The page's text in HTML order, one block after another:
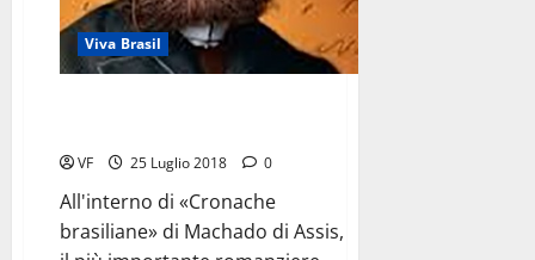
Viva Brasil
VF 25 Luglio 2018 0
All'interno di «Cronache
brasiliane» di Machado di Assis,